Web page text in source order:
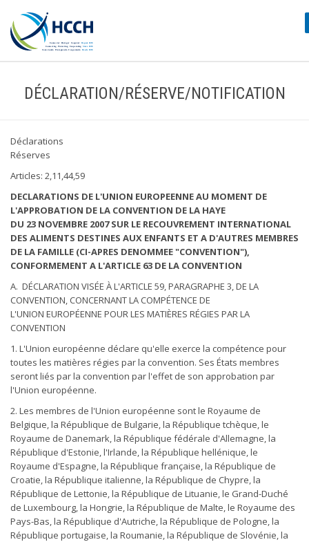
DÉCLARATION/RÉSERVE/NOTIFICATION
Déclarations
Réserves
Articles: 2,11,44,59
DECLARATIONS DE L'UNION EUROPEENNE AU MOMENT DE
L'APPROBATION DE LA CONVENTION DE LA HAYE
DU 23 NOVEMBRE 2007 SUR LE RECOUVREMENT INTERNATIONAL
DES ALIMENTS DESTINES AUX ENFANTS ET A D'AUTRES MEMBRES
DE LA FAMILLE (CI-APRES DENOMMEE "CONVENTION"),
CONFORMEMENT A L'ARTICLE 63 DE LA CONVENTION
A. DÉCLARATION VISÉE À L'ARTICLE 59, PARAGRAPHE 3, DE LA
CONVENTION, CONCERNANT LA COMPÉTENCE DE
L'UNION EUROPÉENNE POUR LES MATIÈRES RÉGIES PAR LA
CONVENTION
1. L'Union européenne déclare qu'elle exerce la compétence pour
toutes les matières régies par la convention. Ses États membres
seront liés par la convention par l'effet de son approbation par
l'Union européenne.
2. Les membres de l'Union européenne sont le Royaume de
Belgique, la République de Bulgarie, la République tchèque, le
Royaume de Danemark, la République fédérale d'Allemagne, la
République d'Estonie, l'Irlande, la République hellénique, le
Royaume d'Espagne, la République française, la République de
Croatie, la République italienne, la République de Chypre, la
République de Lettonie, la République de Lituanie, le Grand-Duché
de Luxembourg, la Hongrie, la République de Malte, le Royaume des
Pays-Bas, la République d'Autriche, la République de Pologne, la
République portugaise, la Roumanie, la République de Slovénie, la